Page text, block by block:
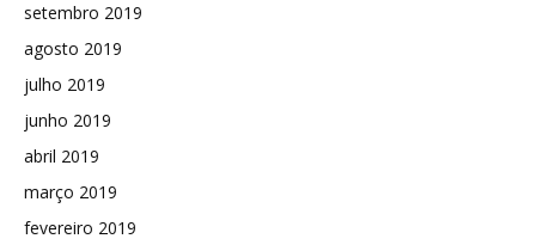
setembro 2019
agosto 2019
julho 2019
junho 2019
abril 2019
março 2019
fevereiro 2019